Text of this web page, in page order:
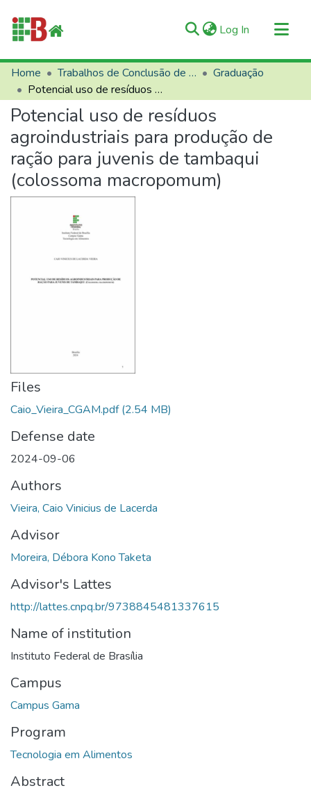
Log In (current)
Communities & Collections
All of RIIFB
Manuals and Terms
Statistics
About RIIFB
Help
Home Trabalhos de Conclusão de Curso (TCCs)
Graduação
Potencial uso de resíduos agroindustriais para produção de ração para juvenis de tambaqui (colossoma macropomum)
Potencial uso de resíduos
agroindustriais para produção de
ração para juvenis de tambaqui
(colossoma macropomum)
Files
Caio_Vieira_CGAM.pdf(2.54 MB)
Defense date
2024-09-06
Authors
Vieira, Caio Vinicius de Lacerda
Advisor
Moreira, Débora Kono Taketa
Advisor's Lattes
http://lattes.cnpq.br/9738845481337615
Name of institution
Instituto Federal de Brasília
Campus
Campus Gama
Program
Tecnologia em Alimentos
Abstract